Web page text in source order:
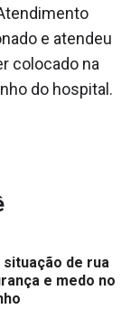
e atendeu
colocado na
do hospital.
de rua
e medo no